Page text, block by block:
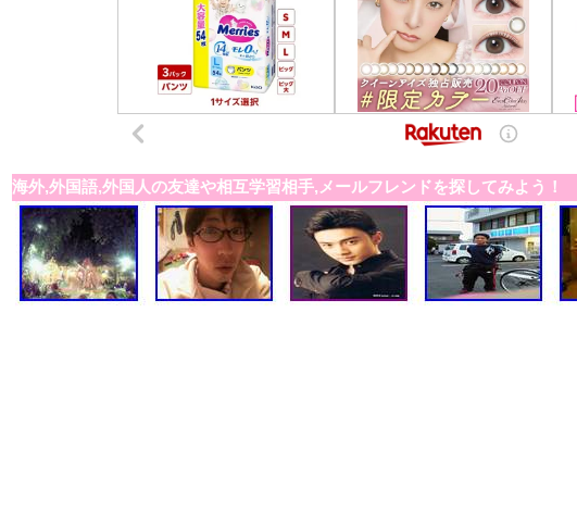
海外,外国語,外国人の友達や相互学習相手,メールフレンドを探してみよう！